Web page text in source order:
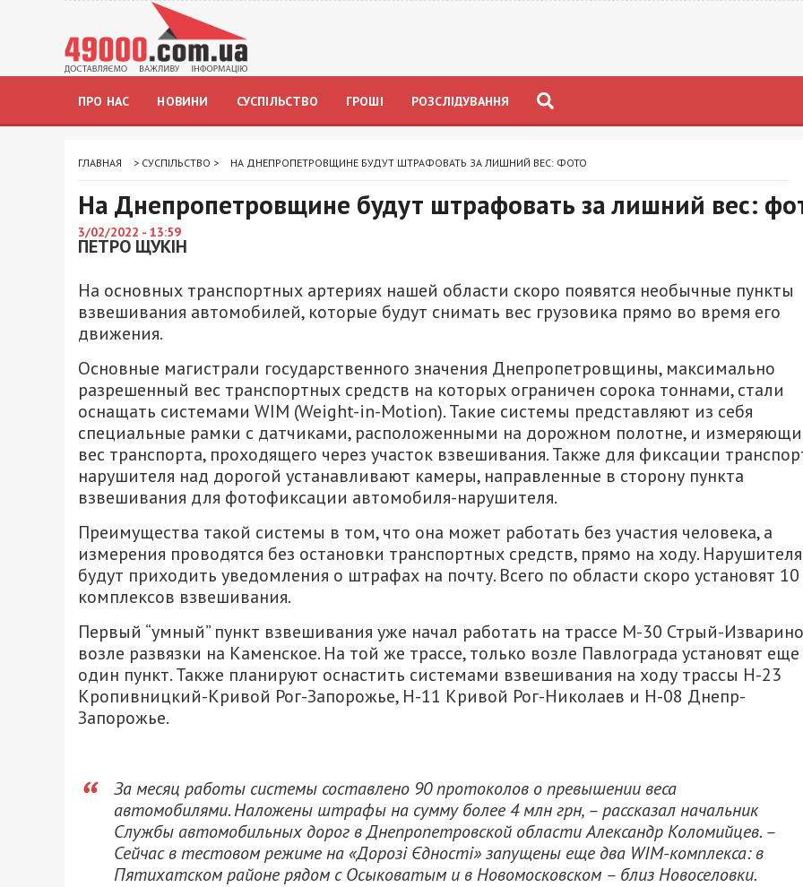
ПРО НАС НОВИНИ СУСПІЛЬСТВО ГРОШІ РОЗСЛІДУВАННЯ
ГЛАВНАЯ > СУСПІЛЬСТВО > НА ДНЕПРОПЕТРОВЩИНЕ БУДУТ ШТРАФОВАТЬ ЗА ЛИШНИЙ ВЕС: ФОТО
На Днепропетровщине будут штрафовать за лишний вес:
3/02/2022 - 13:59
ПЕТРО ЩУКІН
На основных транспортных артериях нашей области скоро появятся необычные пункты
взвешивания автомобилей, которые будут снимать вес грузовика прямо во время его
движения.
Основные магистрали государственного значения Днепропетровщины, максимально
разрешенный вес транспортных средств на которых ограничен сорока тоннами, стали
оснащать системами WIM (Weight-in-Motion). Такие системы представляют из себя
специальные рамки с датчиками, расположенными на дорожном полотне, и
вес транспорта, проходящего через участок взвешивания. Также для фиксации
нарушителя над дорогой устанавливают камеры, направленные в сторону пункта
взвешивания для фотофиксации автомобиля-нарушителя.
Преимущества такой системы в том, что она может работать без участия человека, а
измерения проводятся без остановки транспортных средств, прямо на ходу.
будут приходить уведомления о штрафах на почту. Всего по области скоро установят 10
комплексов взвешивания.
Первый “умный” пункт взвешивания уже начал работать на трассе М-30 Стрый-
возле развязки на Каменское. На той же трассе, только возле Павлограда установят еще
один пункт. Также планируют оснастить системами взвешивания на ходу трассы Н-23
Кропивницкий-Кривой Рог-Запорожье, Н-11 Кривой Рог-Николаев и Н-08 Днепр-
Запорожье.
За месяц работы системы составлено 90 протоколов о превышении веса
автомобилями. Наложены штрафы на сумму более 4 млн грн, – рассказал начальник
Службы автомобильных дорог в Днепропетровской области Александр Коломийцев. –
Сейчас в тестовом режиме на «Дорозі Єдності» запущены еще два WIM-комплекса: в
Пятихатском районе рядом с Осыковатым и в Новомосковском – близ Новоселовки.